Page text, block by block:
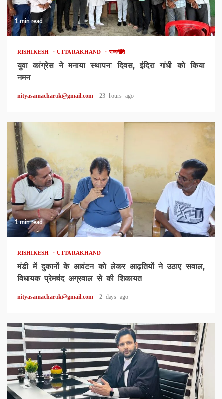
1 min read
RISHIKESH UTTARAKHAND राजनीति
युवा कांग्रेस ने मनाया स्थापना दिवस, इंदिरा गांधी को किया
नमन
nityasamacharuk@gmail.com 23 hours ago
1 min read
RISHIKESH UTTARAKHAND
मंडी में दुकानों के आवंटन को लेकर आढ़तियों ने उठाए सवाल,
विधायक प्रेमचंद अग्रवाल से की शिकायत
nityasamacharuk@gmail.com 2 days ago